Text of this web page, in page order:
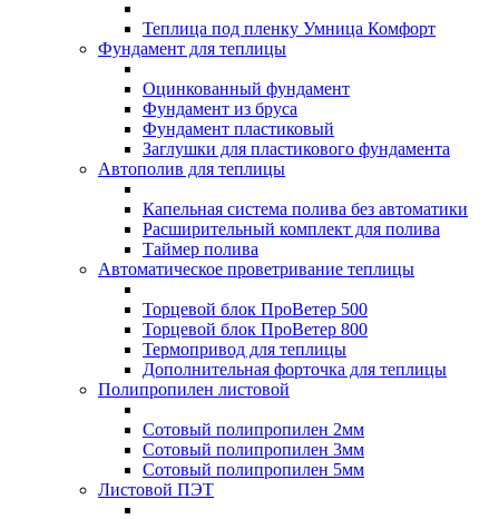
Теплица под пленку Умница Комфорт
Фундамент для теплицы
Оцинкованный фундамент
Фундамент из бруса
Фундамент пластиковый
Заглушки для пластикового фундамента
Автополив для теплицы
Капельная система полива без автоматики
Расширительный комплект для полива
Таймер полива
Автоматическое проветривание теплицы
Торцевой блок ПроВетер 500
Торцевой блок ПроВетер 800
Термопривод для теплицы
Дополнительная форточка для теплицы
Полипропилен листовой
Сотовый полипропилен 2мм
Сотовый полипропилен 3мм
Сотовый полипропилен 5мм
Листовой ПЭТ